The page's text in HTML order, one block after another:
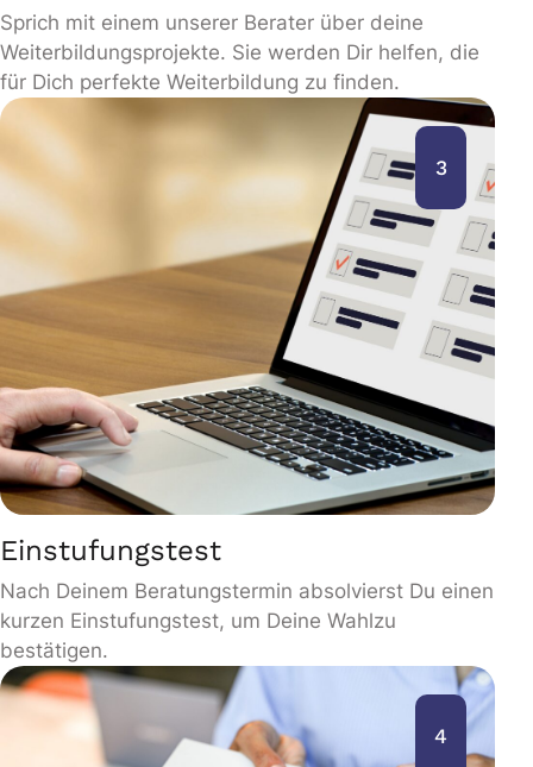
Sprich mit einem unserer Berater über deine
Weiterbildungsprojekte. Sie werden Dir helfen, die
für Dich perfekte Weiterbildung zu finden.
3
Einstufungstest
Nach Deinem Beratungstermin absolvierst Du einen
kurzen Einstufungstest, um Deine Wahlzu
bestätigen.
4